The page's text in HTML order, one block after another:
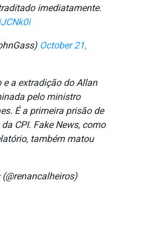
imediatamente.
October 21,
a extradição do Allan
pelo ministro
É a primeira prisão de
CPI. Fake News, como
também matou